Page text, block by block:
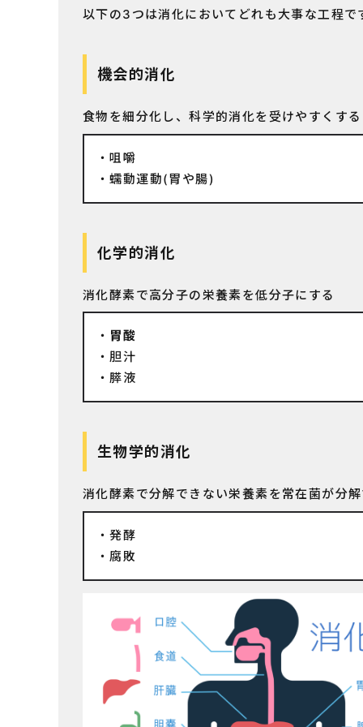
以下の3つは消化においてどれも大事な工程で
機会的消化
食物を細分化し、科学的消化を受けやすくする
咀嚼
蠕動運動(胃や腸)
化学的消化
消化酵素で高分子の栄養素を低分子にする
胃酸
胆汁
膵液
生物学的消化
消化酵素で分解できない栄養素を常在菌が分
発酵
腐敗